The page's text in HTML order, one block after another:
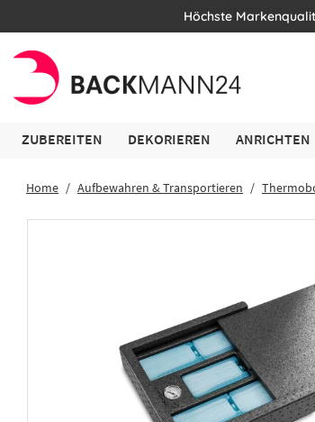
Höchste
ZUBEREITEN DEKORIEREN ANRICHTEN
Home Aufbewahren & Transportieren